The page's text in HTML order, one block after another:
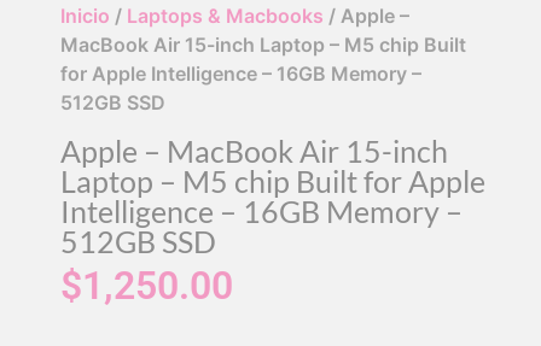
Inicio / Laptops & Macbooks / Apple –
MacBook Air 15-inch Laptop – M5 chip Built
for Apple Intelligence – 16GB Memory –
512GB SSD
Apple – MacBook Air 15-inch
Laptop – M5 chip Built for Apple
Intelligence – 16GB Memory –
512GB SSD
$1,250.00